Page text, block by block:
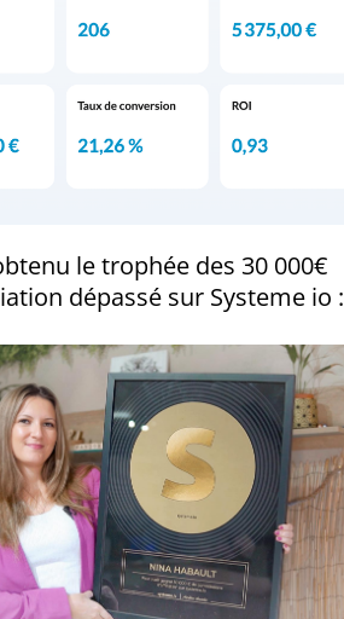
le trophée des 30 000€
dépassé sur Systeme io :